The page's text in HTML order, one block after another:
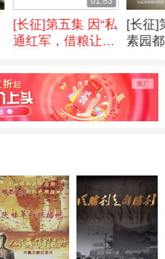
[长征]第五集 因“私
通红军，借粮让
庆土司
[长征]
素园